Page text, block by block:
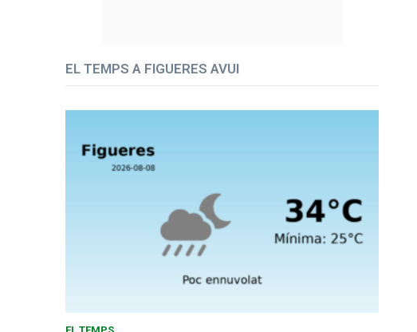
EL TEMPS A FIGUERES AVUI